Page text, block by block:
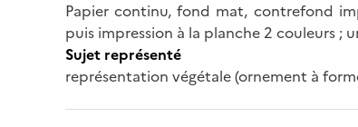
Papier continu, fond mat, contrefond
puis impression à la planche 2 couleurs ;
Sujet représenté
représentation végétale (ornement à